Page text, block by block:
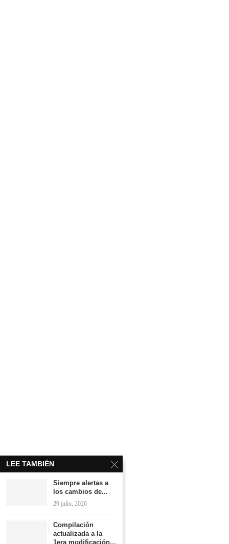
LEE TAMBIÉN
Siempre alertas a
los cambios de...
29 julio, 2026
Compilación
actualizada a la
1era modificación...